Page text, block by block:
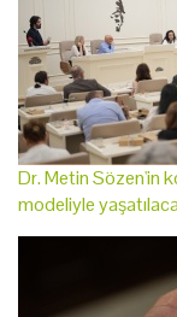
Dr. Metin Sözen'in
modeliyle